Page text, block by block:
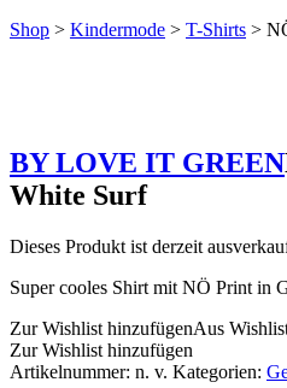
Shop > Kindermode > T-Shirts >
BY LOVE IT GREEN
White Surf
Dieses Produkt ist derzeit
Super cooles Shirt mit NÖ Print in
Zur Wishlist hinzufügenAus
Zur Wishlist hinzufügen
Artikelnummer: n. v. Kategorien: